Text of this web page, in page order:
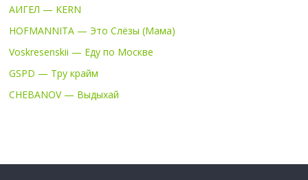
АИГЕЛ — KERN
HOFMANNITA — Это Слёзы (Мама)
Voskresenskii — Еду по Москве
GSPD — Тру крайм
CHEBANOV — Выдыхай